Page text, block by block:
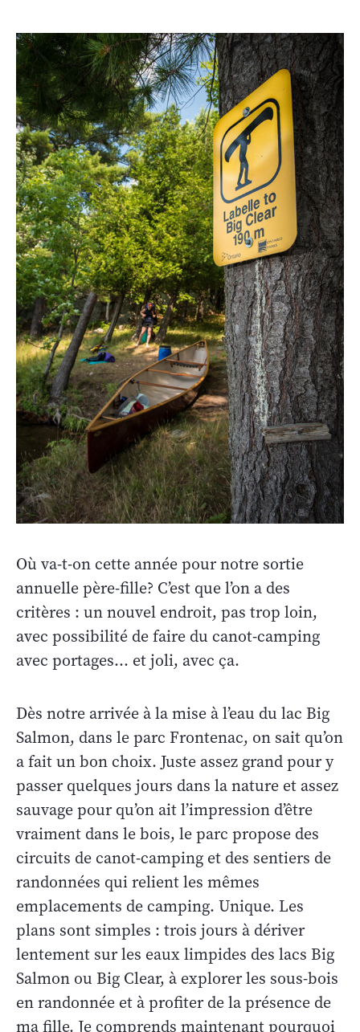
Où va-t-on cette année pour notre sortie
annuelle père-fille? C’est que l’on a des
critères : un nouvel endroit, pas trop loin,
avec possibilité de faire du canot-camping
avec portages… et joli, avec ça.
Dès notre arrivée à la mise à l’eau du lac Big
Salmon, dans le parc Frontenac, on sait qu’on
a fait un bon choix. Juste assez grand pour y
passer quelques jours dans la nature et assez
sauvage pour qu’on ait l’impression d’être
vraiment dans le bois, le parc propose des
circuits de canot-camping et des sentiers de
randonnées qui relient les mêmes
emplacements de camping. Unique. Les
plans sont simples : trois jours à dériver
lentement sur les eaux limpides des lacs Big
Salmon ou Big Clear, à explorer les sous-bois
en randonnée et à profiter de la présence de
ma fille. Je comprends maintenant pourquoi